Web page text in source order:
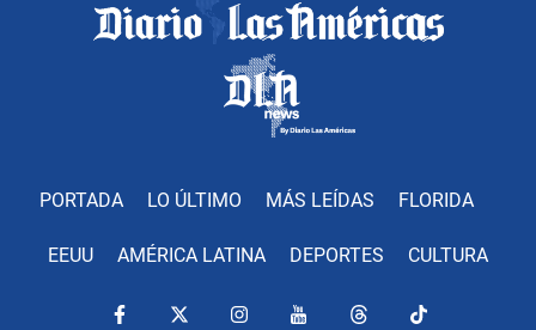
PORTADA LO ÚLTIMO MÁS LEÍDAS FLORIDA
EEUU AMÉRICA LATINA DEPORTES CULTURA